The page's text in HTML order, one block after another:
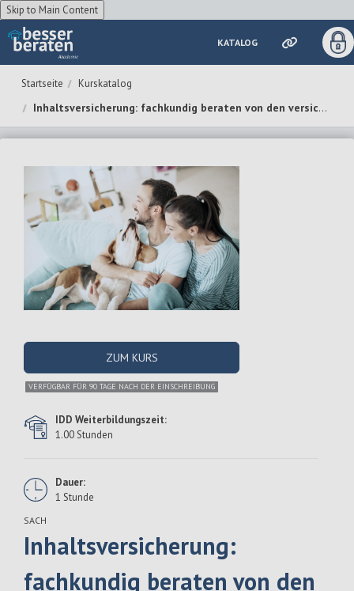
Skip to Main Content
Zum Hauptinhalt wechseln
KATALOG
Kurskatalog
Inhaltsversicherung: fachkundig beraten von den versicherten Sachen bis hin zur Ertragsausfallversicherung
ZUM KURS
VERFÜGBAR FÜR 90 TAGE NACH DER EINSCHREIBUNG
IDD Weiterbildungszeit:
1.00 Stunden
Dauer:
1 Stunde
SACH
Inhaltsversicherung:
fachkundig beraten von den